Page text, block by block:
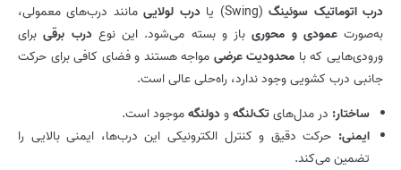
درب اتوماتیک سوئینگ(Swing) یا درب لولاییمانند درب‌های معمولی،
به‌صورتعمودی و محوریباز و بسته می‌شود. این نوعدرب برقیبرای
ورودی‌هایی که با محدودیت عرضی مواجه هستند و فضای کافی برای حرکت
جانبی درب کشویی وجود ندارد، راه‌حلی عالی است.
ساختار: در مدل‌هایتک‌لنگهودولنگهموجود است.
ایمنی: حرکت دقیق و کنترل الکترونیکی این درب‌ها، ایمنی بالایی را
تضمین می‌کند.